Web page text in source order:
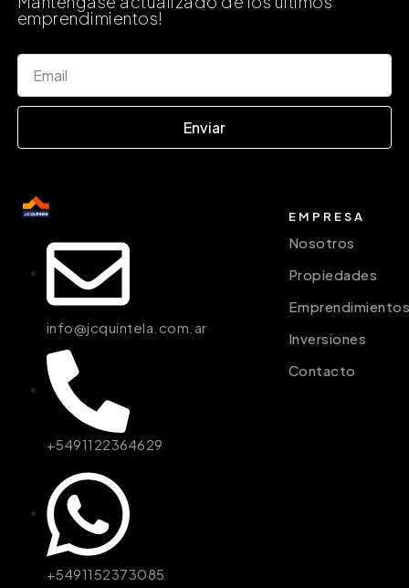
emprendimientos!
Enviar
info@jcquintela.com.ar
+5491122364629
+5491152373085
EMPRESA
Nosotros
Propiedades
Inversiones
Contacto